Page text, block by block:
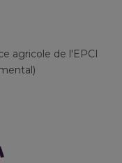
agricole de l'EPCI